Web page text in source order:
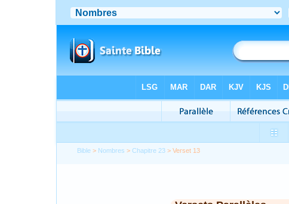
Bible > Nombres >Chapitre 23 > Verset 13